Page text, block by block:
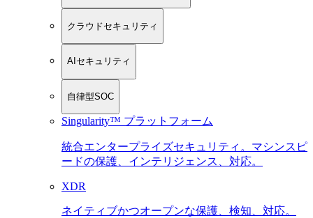
クラウドセキュリティ
AIセキュリティ
自律型SOC
Singularity™ プラットフォーム
統合エンタープライズセキュリティ。マシンスピ
ードの保護、インテリジェンス、対応。
XDR
ネイティブかつオープンな保護、検知、対応。